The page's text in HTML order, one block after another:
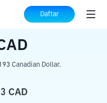
Daftar
RENDER ke CAD
Canadian Dollar.
CAD